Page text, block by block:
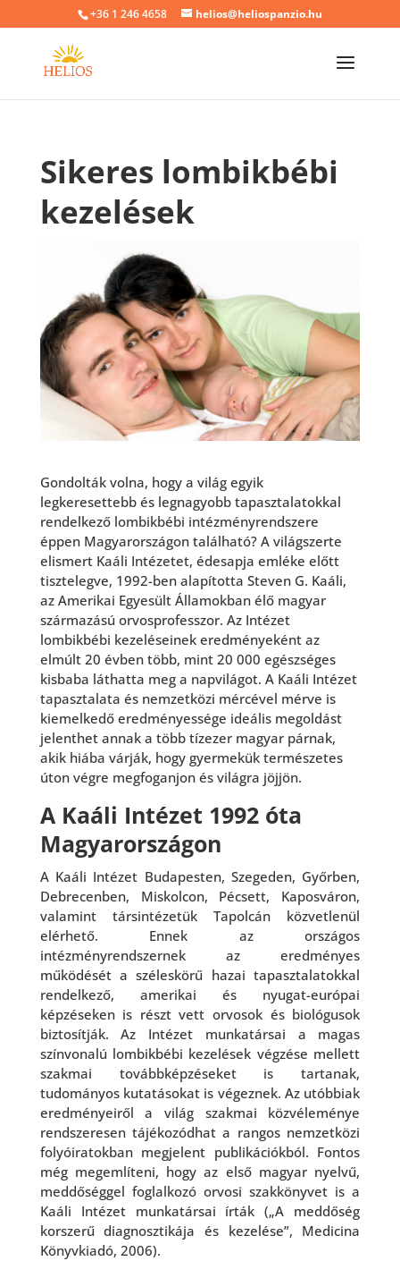
+36 1 246 4658 helios@heliospanzio.hu
Sikeres lombikbébi
kezelések
Gondolták volna, hogy a világ egyik
legkeresettebb és legnagyobb tapasztalatokkal
rendelkező lombikbébi intézményrendszere
éppen Magyarországon található? A világszerte
elismert Kaáli Intézetet, édesapja emléke előtt
tisztelegve, 1992-ben alapította Steven G. Kaáli,
az Amerikai Egyesült Államokban élő magyar
származású orvosprofesszor. Az Intézet
lombikbébi kezeléseinek eredményeként az
elmúlt 20 évben több, mint 20 000 egészséges
kisbaba láthatta meg a napvilágot. A Kaáli Intézet
tapasztalata és nemzetközi mércével mérve is
kiemelkedő eredményessége ideális megoldást
jelenthet annak a több tízezer magyar párnak,
akik hiába várják, hogy gyermekük természetes
úton végre megfoganjon és világra jöjjön.
A Kaáli Intézet 1992 óta
Magyarországon
A Kaáli Intézet Budapesten, Szegeden, Győrben,
Debrecenben, Miskolcon, Pécsett, Kaposváron,
valamint társintézetük Tapolcán közvetlenül
elérhető. Ennek az országos
intézményrendszernek az eredményes
működését a széleskörű hazai tapasztalatokkal
rendelkező, amerikai és nyugat-európai
képzéseken is részt vett orvosok és biológusok
biztosítják. Az Intézet munkatársai a magas
színvonalú lombikbébi kezelések végzése mellett
szakmai továbbképzéseket is tartanak,
tudományos kutatásokat is végeznek. Az utóbbiak
eredményeiről a világ szakmai közvéleménye
rendszeresen tájékozódhat a rangos nemzetközi
folyóiratokban megjelent publikációkból. Fontos
még megemlíteni, hogy az első magyar nyelvű,
meddőséggel foglalkozó orvosi szakkönyvet is a
Kaáli Intézet munkatársai írták („A meddőség
korszerű diagnosztikája és kezelése”, Medicina
Könyvkiadó, 2006).